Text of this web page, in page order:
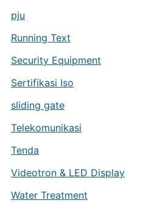
pju
Running Text
Security Equipment
Sertifikasi Iso
sliding gate
Telekomunikasi
Tenda
Videotron & LED Display
Water Treatment